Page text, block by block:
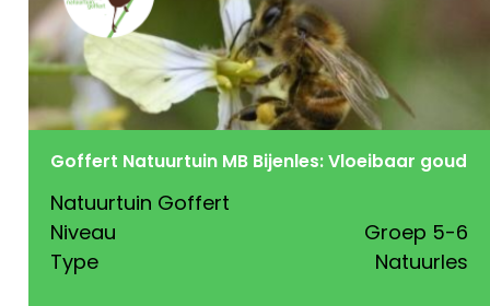
Goffert Natuurtuin MB Bijenles: Vloeibaar goud
Natuurtuin Goffert
Groep 5-6
Niveau
Natuurles
Type